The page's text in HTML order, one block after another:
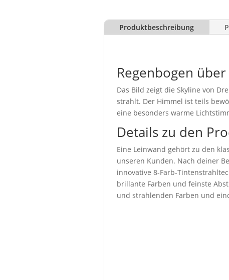
Produktbeschreibung
Regenbogen
Das Bild zeigt die Skyline von
strahlt. Der Himmel ist teils
eine besonders warme
Details zu den
Eine Leinwand gehört zu den
unseren Kunden. Nach deiner
innovative 8-Farb-
brillante Farben und feinste
und strahlenden Farben und